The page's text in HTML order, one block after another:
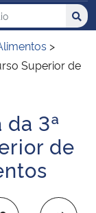
no Sítio
>
Superior de
3ª
de